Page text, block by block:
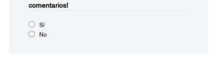
comentarios!
Sí
No